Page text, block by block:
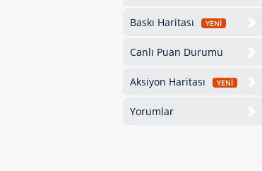
Baskı Haritası YENİ
Canlı Puan Durumu
Aksiyon Haritası YENİ
Yorumlar